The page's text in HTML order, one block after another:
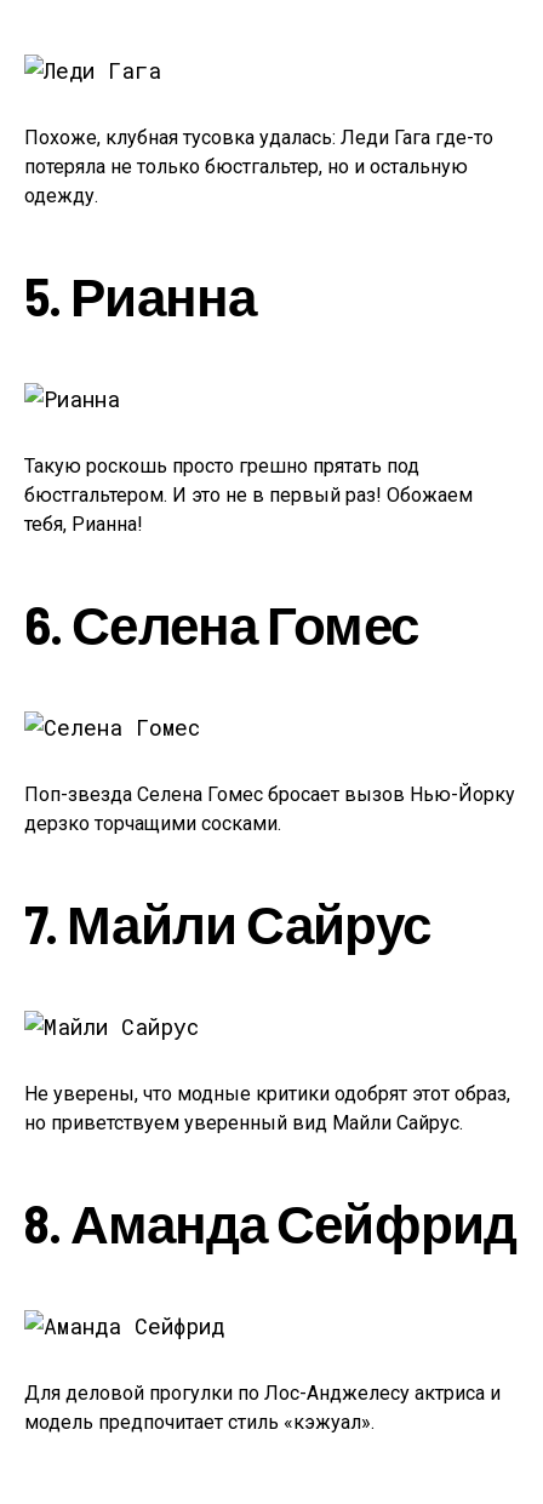
Похоже, клубная тусовка удалась: Леди Гага где-то
потеряла не только бюстгальтер, но и остальную
одежду.
5. Рианна
Такую роскошь просто грешно прятать под
бюстгальтером. И это не в первый раз! Обожаем
тебя, Рианна!
6. Селена Гомес
Поп-звезда Селена Гомес бросает вызов Нью-Йорку
дерзко торчащими сосками.
7. Майли Сайрус
Не уверены, что модные критики одобрят этот образ,
но приветствуем уверенный вид Майли Сайрус.
8. Аманда Сейфрид
Для деловой прогулки по Лос-Анджелесу актриса и
модель предпочитает стиль «кэжуал».